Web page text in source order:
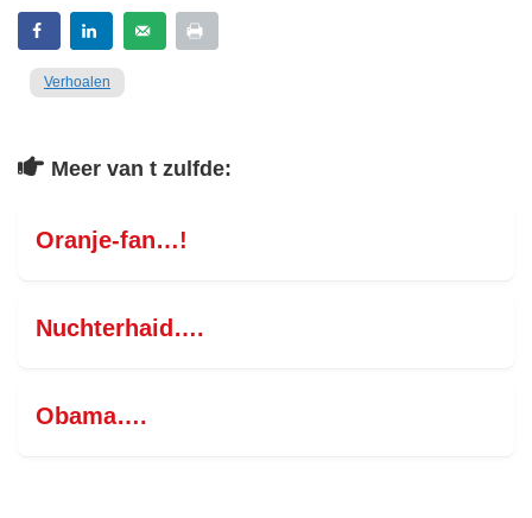
Verhoalen
Meer van t zulfde:
Oranje-fan…!
Nuchterhaid….
Obama….